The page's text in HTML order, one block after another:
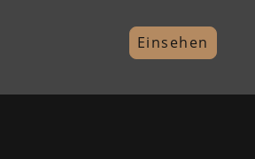
Einsehen